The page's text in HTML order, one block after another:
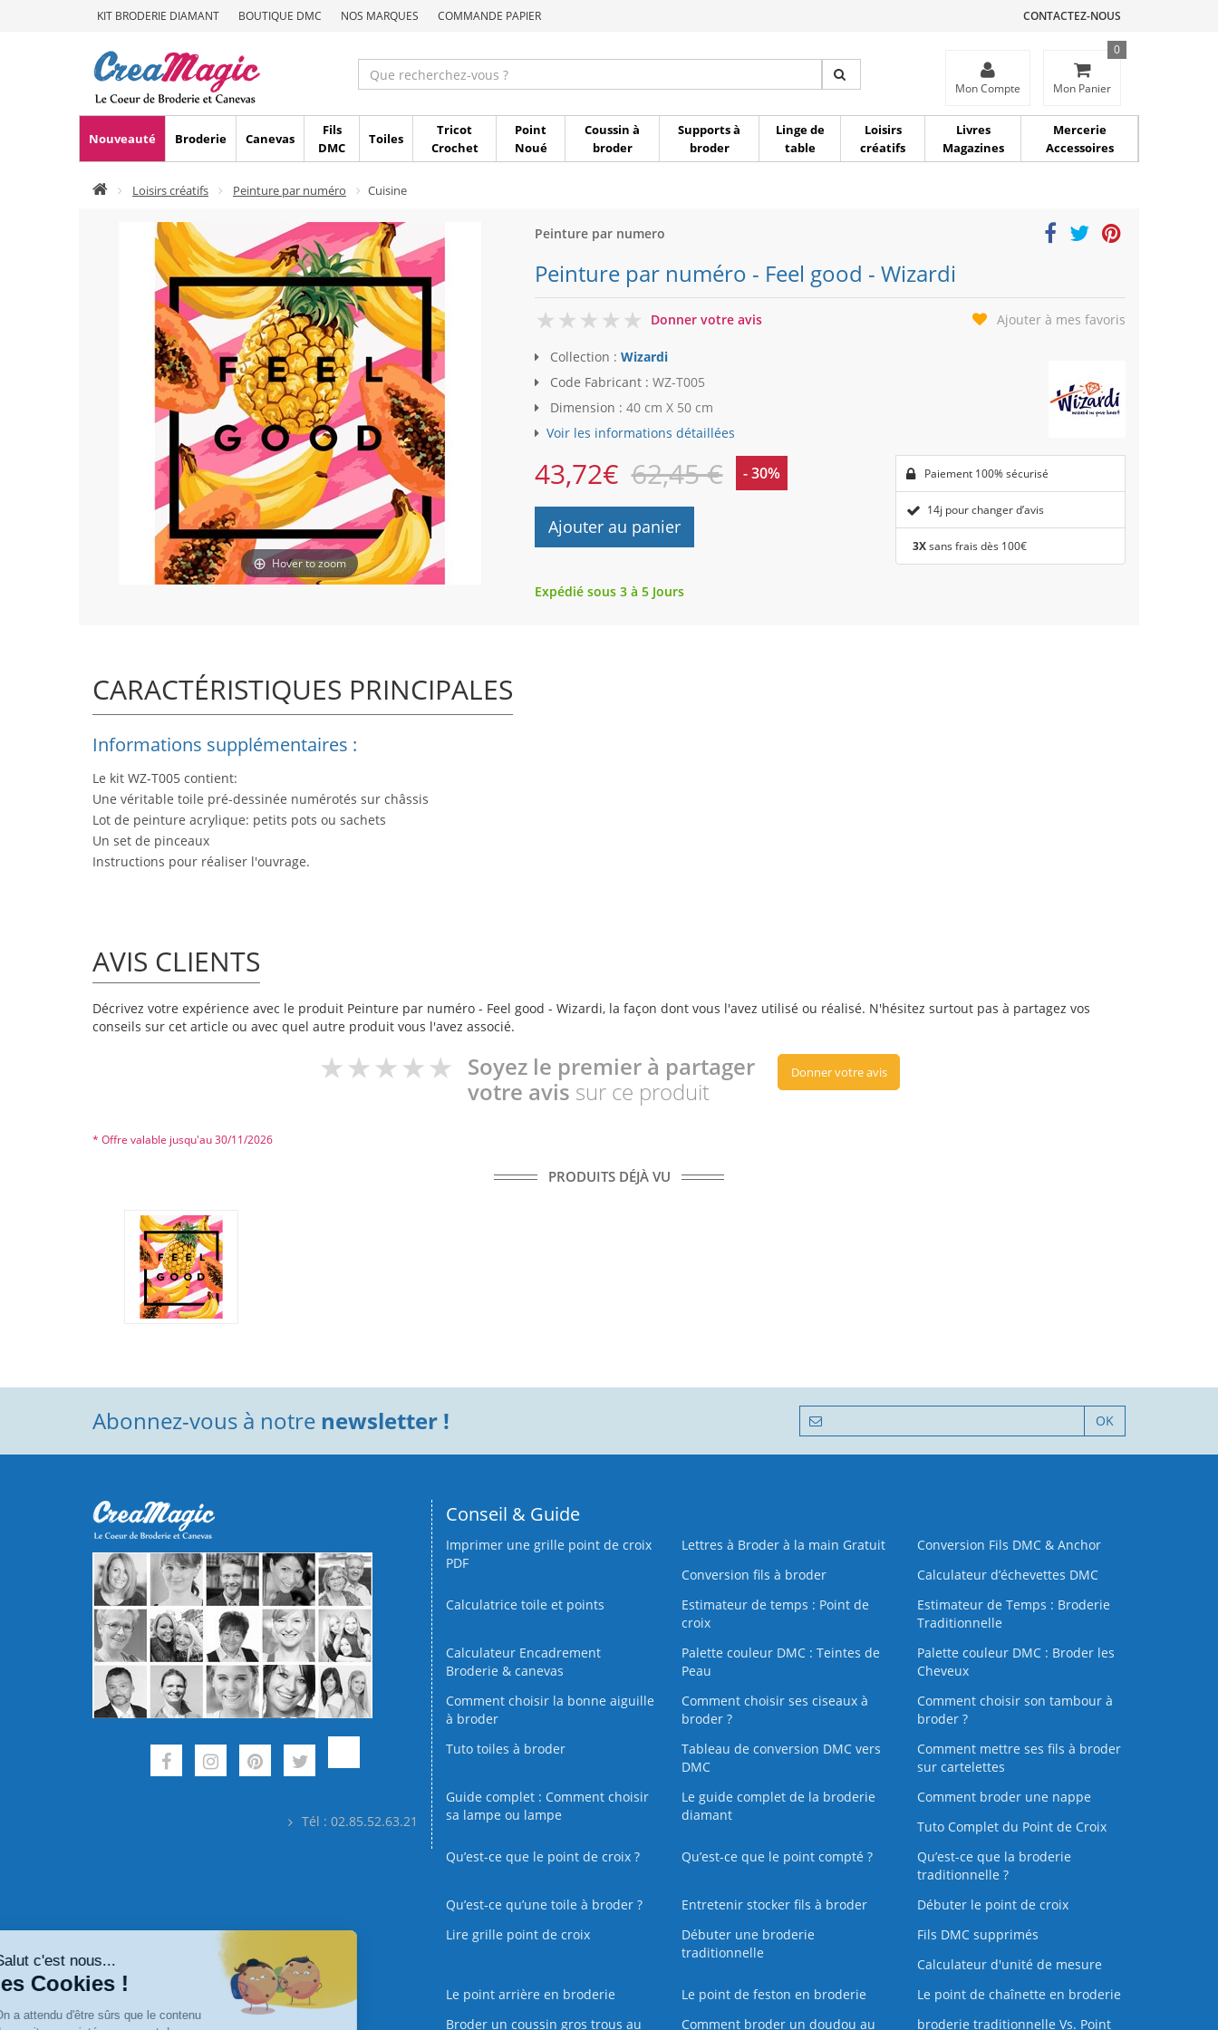
KIT BRODERIE DIAMANT BOUTIQUE DMC NOS MARQUES COMMANDE PAPIER CONTACTEZ-NOUS
Mon Compte Mon Panier
0
Nouveauté Broderie Canevas
Fils
DMC
Toiles
Tricot
Crochet
Point
Noué
Coussin à
broder
Supports à
broder
Linge de
table
Loisirs
créatifs
Livres
Magazines
Mercerie
Accessoires
Loisirs créatifs Peinture par numéro Cuisine
Hover to zoom
Peinture par numero
Peinture par numéro - Feel good - Wizardi
0
Donner votre avis Ajouter à mes favoris
Collection : Wizardi
Code Fabricant : WZ-T005
Dimension : 40 cm X 50 cm
Voir les informations détaillées
43,72€ 62,45 € - 30%
Ajouter au panier
Paiement 100% sécurisé
14j pour changer d’avis
3Xsans frais dès 100€
Expédié sous 3 à 5 Jours
CARACTÉRISTIQUES PRINCIPALES
Informations supplémentaires :
Le kit WZ-T005 contient:
Une véritable toile pré-dessinée numérotés sur châssis
Lot de peinture acrylique: petits pots ou sachets
Un set de pinceaux
Instructions pour réaliser l'ouvrage.
AVIS CLIENTS
Décrivez votre expérience avec le produit Peinture par numéro - Feel good - Wizardi, la façon dont vous l'avez utilisé ou réalisé. N'hésitez surtout pas à partagez vos
conseils sur cet article ou avec quel autre produit vous l'avez associé.
Soyez le premier à partager
votre avis sur ce produit
Donner votre avis
* Offre valable jusqu'au 30/11/2026
PRODUITS DÉJÀ VU
Abonnez-vous à notre newsletter ! OK
Tél : 02.85.52.63.21
Conseil & Guide
Imprimer une grille point de croix
PDF
Lettres à Broder à la main Gratuit
Conversion Fils DMC & Anchor
Conversion fils à broder
Calculateur d’échevettes DMC
Calculatrice toile et points
Estimateur de temps : Point de
croix
Estimateur de Temps : Broderie
Traditionnelle
Calculateur Encadrement
Broderie & canevas
Palette couleur DMC : Teintes de
Peau
Palette couleur DMC : Broder les
Cheveux
Comment choisir la bonne aiguille
à broder
Comment choisir ses ciseaux à
broder ?
Comment choisir son tambour à
broder ?
Tuto toiles à broder
Tableau de conversion DMC vers
DMC
Comment mettre ses fils à broder
sur cartelettes
Guide complet : Comment choisir
sa lampe ou lampe
Le guide complet de la broderie
diamant
Comment broder une nappe
Tuto Complet du Point de Croix
Qu’est-ce que le point de croix ?
Qu’est-ce que le point compté ?
Qu’est-ce que la broderie
traditionnelle ?
Qu’est‑ce qu’une toile à broder ?
Entretenir stocker fils à broder
Débuter le point de croix
Lire grille point de croix
Débuter une broderie
traditionnelle
Fils DMC supprimés
Calculateur d'unité de mesure
Le point arrière en broderie
Le point de feston en broderie
Le point de chaînette en broderie
Broder un coussin gros trous au
Comment broder un doudou au broderie traditionnelle Vs. Point